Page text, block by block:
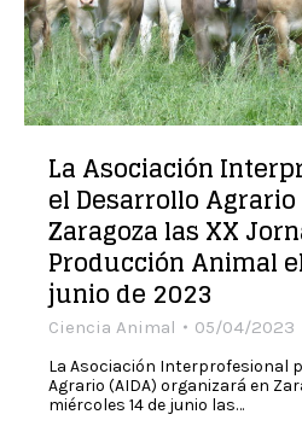
La Asociación
el Desarrollo
Zaragoza las XX
Producción Animal
junio de 2023
Ciencia Animal 05/04/2023
La Asociación Interprofesional
Agrario (AIDA) organizará en
miércoles 14 de junio las…